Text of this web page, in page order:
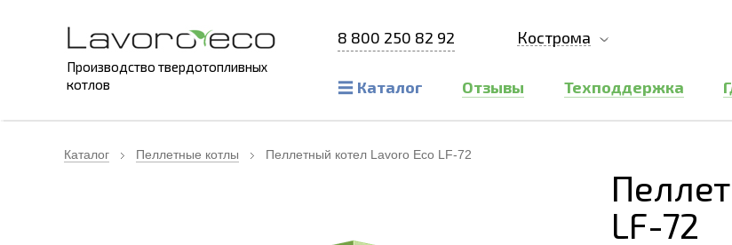
Производство твердотопливных
котлов
8 800 250 82 92 Кострома
Каталог Отзывы Техподдержка
Каталог Пеллетные котлы Пеллетный котел Lavoro Eco LF-72
LF-72